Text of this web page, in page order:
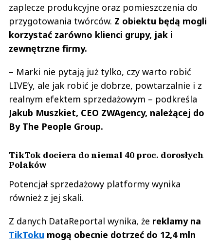
zaplecze produkcyjne oraz pomieszczenia do
przygotowania twórców. Z obiektu będą mogli
korzystać zarówno klienci grupy, jak i
zewnętrzne firmy.
– Marki nie pytają już tylko, czy warto robić
LIVE‘y, ale jak robić je dobrze, powtarzalnie i z
realnym efektem sprzedażowym – podkreśla
Jakub Muszkiet, CEO ZWAgency, należącej do
By The People Group.
TikTok dociera do niemal 40 proc. dorosłych
Polaków
Potencjał sprzedażowy platformy wynika
również z jej skali.
Z danych DataReportal wynika, że reklamy na
TikToku mogą obecnie dotrzeć do 12,4 mln